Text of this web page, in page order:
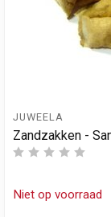
JUWEELA
Zandzakken -
Niet op voorraad